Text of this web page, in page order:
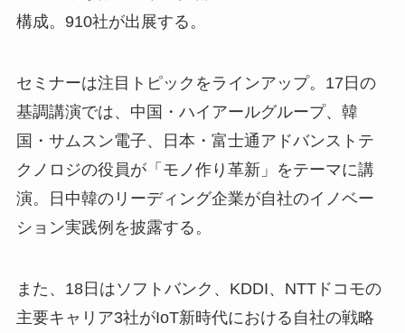
構成。910社が出展する。
セミナーは注目トピックをラインアップ。17日の
基調講演では、中国・ハイアールグループ、韓
国・サムスン電子、日本・富士通アドバンストテ
クノロジの役員が「モノ作り革新」をテーマに講
演。日中韓のリーディング企業が自社のイノベー
ション実践例を披露する。
また、18日はソフトバンク、KDDI、NTTドコモの
主要キャリア3社がIoT新時代における自社の戦略